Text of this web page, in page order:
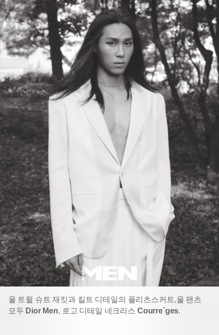
울 트윌 슈트 재킷과 킬트 디테일의 플리츠스커트,울 팬츠
모두 Dior Men, 로고 디테일 네크리스 Courre`ges.